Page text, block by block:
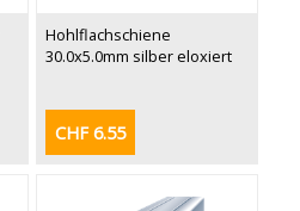
Hohlflachschiene
30.0x5.0mm silber eloxiert
CHF 6.55